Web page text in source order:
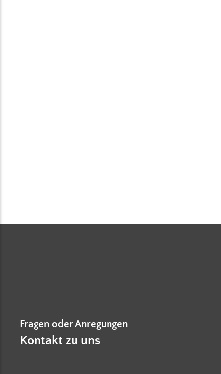
Fragen oder Anregungen
Kontakt zu uns